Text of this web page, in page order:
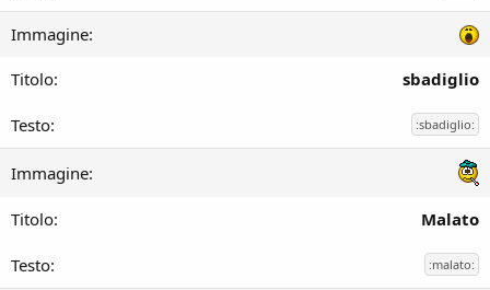
sbadiglio
:sbadiglio:
Malato
:malato: